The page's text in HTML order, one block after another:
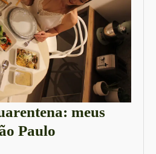
meus
Paulo